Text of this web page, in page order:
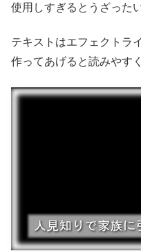
使用しすぎるとうざった
テキストはエフェクトラ
作ってあげると読みやす